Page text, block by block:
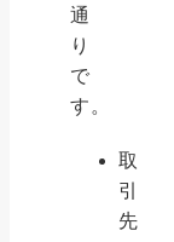
通
り
で
す。
取
引
先